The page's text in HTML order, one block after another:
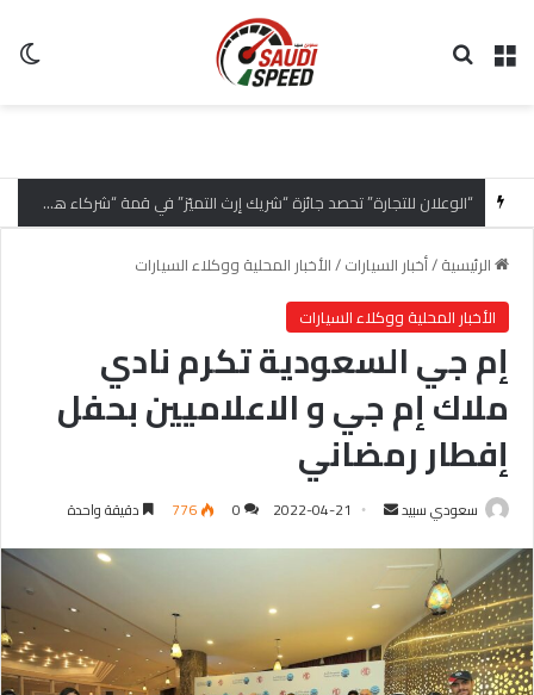
القائمة
“الوعلان للتجارة” تحصد جائزة “شريك إرث التميّز” في قمة “شركاء هيونداي لعام 2026” تقديراً للتميّز التشغيلي وريادة تجارب العميل
الرئيسية/أخبار السيارات/الأخبار المحلية ووكلاء السيارات
الأخبار المحلية ووكلاء السيارات
إم جي السعودية تكرم نادي
ملاك إم جي و الاعلاميين بحفل
إفطار رمضاني
سعودي سبيد
ل
ب
ر
2022-04-21
0
776 دقيقة واحدة